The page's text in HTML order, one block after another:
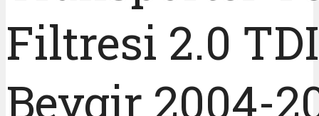
Filtresi 2.0
Beygir 2004-